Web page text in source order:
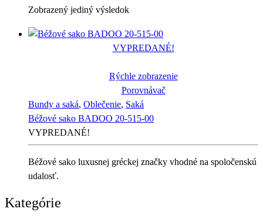
Zobrazený jediný výsledok
VYPREDANÉ!
Rýchle zobrazenie
Porovnávač
Bundy a saká, Oblečenie, Saká
Béžové sako BADOO 20-515-00
VYPREDANÉ!
Béžové sako luxusnej gréckej značky vhodné na spoločenskú
udalosť.
Kategórie